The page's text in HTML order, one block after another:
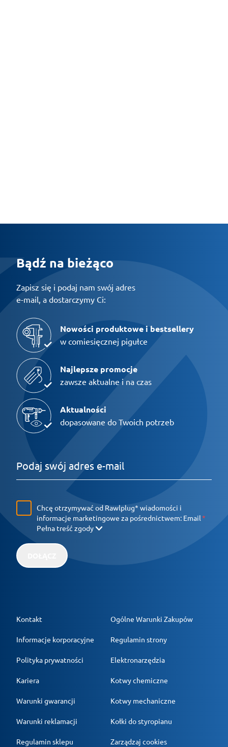
Bądź na bieżąco
Zapisz się i podaj nam swój adres
e-mail, a dostarczymy Ci:
Nowości produktowe i bestsellery
w comiesięcznej pigułce
Najlepsze promocje
zawsze aktualne i na czas
Aktualności
dopasowane do Twoich potrzeb
Chcę otrzymywać od Rawlplug* wiadomości i
informacje marketingowe za pośrednictwem: Email
Pełna treść zgody
Kontakt
Informacje korporacyjne
Polityka prywatności
Kariera
Warunki gwarancji
Warunki reklamacji
Regulamin sklepu
Ogólne Warunki Zakupów
Regulamin strony
Elektronarzędzia
Kotwy chemiczne
Kotwy mechaniczne
Kołki do styropianu
Zarządzaj cookies